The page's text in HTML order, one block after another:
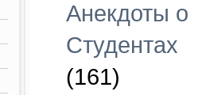
Анекдоты о
Студентах
(161)